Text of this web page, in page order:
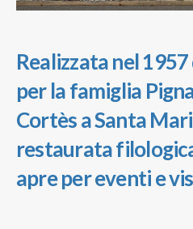
Realizzata nel
per la famiglia
Cortès a Santa
restaurata
apre per eventi e